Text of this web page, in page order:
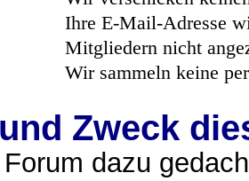
Ihre E-Mail-Adresse
Mitgliedern nicht
Wir sammeln keine
Zweck
dazu